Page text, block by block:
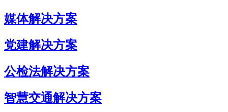
媒体解决方案
党建解决方案
公检法解决方案
智慧交通解决方案